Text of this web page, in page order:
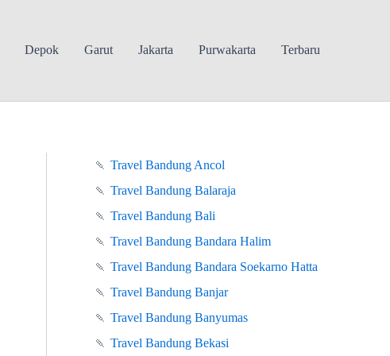
Depok Garut Jakarta Purwakarta Terbaru
🍡 Travel Bandung Ancol
🍡 Travel Bandung Balaraja
🍡 Travel Bandung Bali
🍡 Travel Bandung Bandara Halim
🍡 Travel Bandung Bandara Soekarno Hatta
🍡 Travel Bandung Banjar
🍡 Travel Bandung Banyumas
🍡 Travel Bandung Bekasi